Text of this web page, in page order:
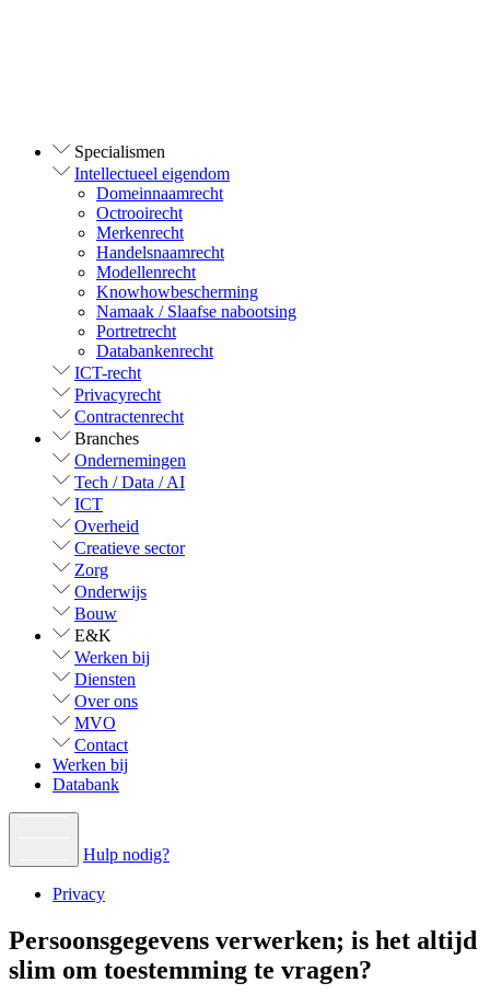
Specialismen
Intellectueel eigendom
Domeinnaamrecht
Octrooirecht
Merkenrecht
Handelsnaamrecht
Modellenrecht
Knowhowbescherming
Namaak / Slaafse nabootsing
Portretrecht
Databankenrecht
ICT-recht
Privacyrecht
Contractenrecht
Branches
Ondernemingen
Tech / Data / AI
ICT
Overheid
Creatieve sector
Zorg
Onderwijs
Bouw
E&K
Werken bij
Diensten
Over ons
MVO
Contact
Werken bij
Databank
Hulp nodig?
Privacy
Persoonsgegevens verwerken; is het altijd
slim om toestemming te vragen?